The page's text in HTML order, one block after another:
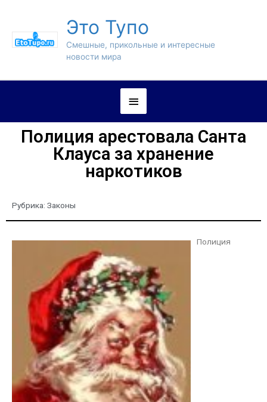
Это Тупо
Смешные, прикольные и интересные
новости мира
Полиция арестовала Санта
Клауса за хранение
наркотиков
Рубрика: Законы
Полиция